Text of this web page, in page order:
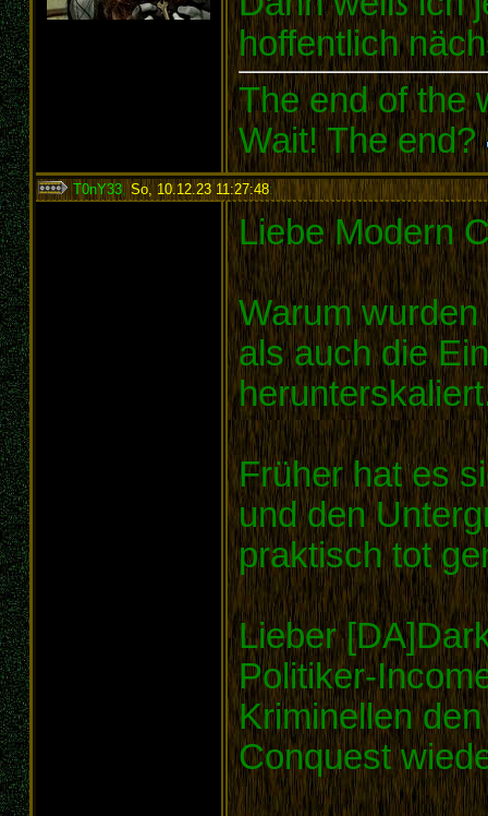
hoffentlich
The end of the
Wait! The end?
T0nY33,So, 10.12.23 11:27:48:
Liebe Modern
Warum
als auch die
Früher hat es
und den
praktisch tot
Lieber
Politiker-
Kriminellen
Conquest